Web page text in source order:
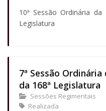
10ª Sessão Ordinária da
Legislatura
7ª Sessão
da 168ª Legislatura
Sessões Regimentais
Realizada